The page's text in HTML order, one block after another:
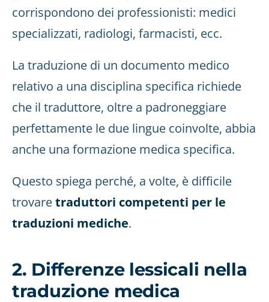
corrispondono dei professionisti: medici
specializzati, radiologi, farmacisti, ecc.
La traduzione di un documento medico
relativo a una disciplina specifica richiede
che il traduttore, oltre a padroneggiare
perfettamente le due lingue coinvolte, abbia
anche una formazione medica specifica.
Questo spiega perché, a volte, è difficile
trovaretraduttori competenti per le
traduzioni mediche.
2. Differenze lessicali nella
traduzione medica